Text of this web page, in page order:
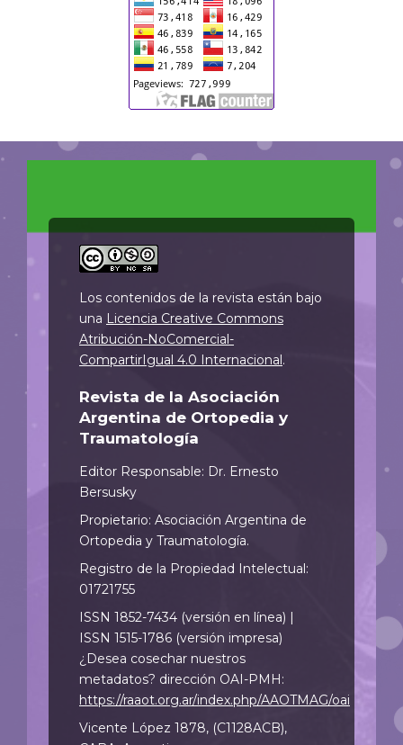
Los contenidos de la revista están bajo
una Licencia Creative Commons
Atribución-NoComercial-
CompartirIgual 4.0 Internacional.
Revista de la Asociación
Argentina de Ortopedia y
Traumatología
Editor Responsable: Dr. Ernesto
Bersusky
Propietario: Asociación Argentina de
Ortopedia y Traumatología.
Registro de la Propiedad Intelectual:
01721755
ISSN 1852-7434 (versión en línea) |
ISSN 1515-1786 (versión impresa)
¿Desea cosechar nuestros
metadatos? dirección OAI-PMH:
https://raaot.org.ar/index.php/AAOTMAG/oai
Vicente López 1878, (C1128ACB),